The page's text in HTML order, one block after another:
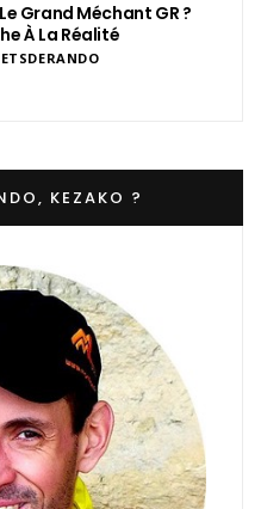
Grand Méchant GR ?
À La Réalité
KEZAKO ?